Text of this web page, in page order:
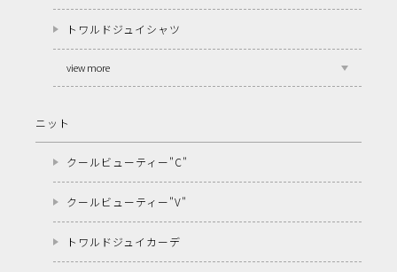
トワルドジュイシャツ
view more
ニット
クールビューティー"C"
クールビューティー"V"
トワルドジュイカーデ